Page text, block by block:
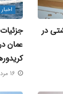
در
اخبار
عمان
16 مرداد 1405